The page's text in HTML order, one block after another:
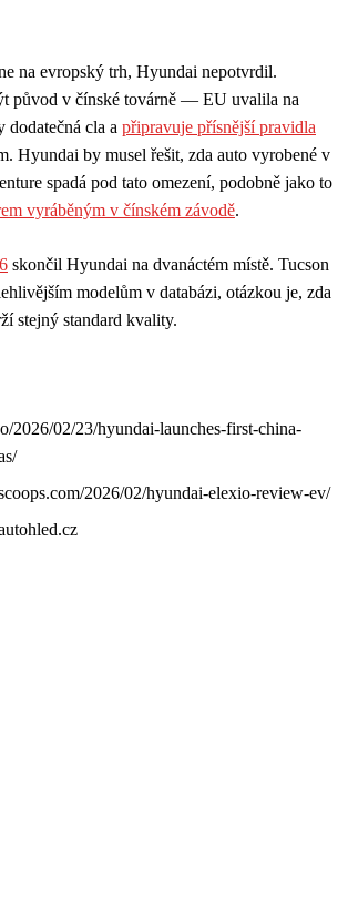
na evropský trh, Hyundai nepotvrdil.
původ v čínské továrně — EU uvalila na
dodatečná cla a připravuje přísnější pravidla
Hyundai by musel řešit, zda auto vyrobené v
spadá pod tato omezení, podobně jako to
vyráběným v čínském závodě.
skončil Hyundai na dvanáctém místě. Tucson
modelům v databázi, otázkou je, zda
stejný standard kvality.
2026/02/23/hyundai-launches-first-china-
2026/02/hyundai-elexio-review-ev/